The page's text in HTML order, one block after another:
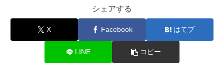
シェアする
X Facebook はてブ
LINE コピー